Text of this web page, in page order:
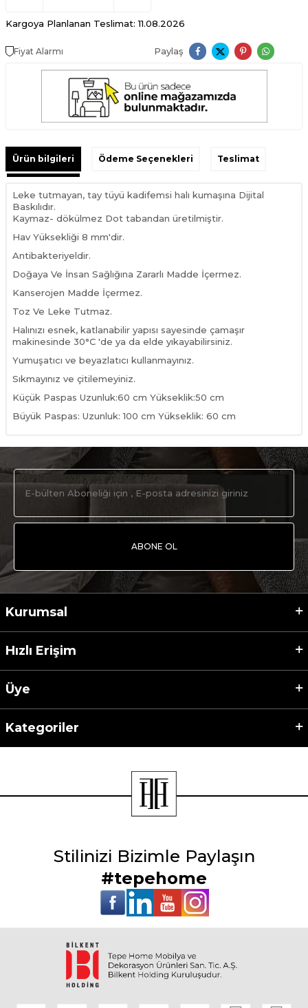
Kargoya Planlanan Teslimat: 11.08.2026
Fiyat Alarmı Paylaş
Ürün bilgileri Ödeme Seçenekleri Teslimat
Leke tutmayan, tay tüyü kadifemsi halı kumaşına Dijital
Baskılıdır.
Kaymaz- dökülmez Dot tabandan üretilmiştir.
Hav Yüksekliği 8 mm'dir.
Antibakteriyeldir.
Doğaya Ve İnsan Sağlığına Zararlı Madde İçermez.
Kanserojen Madde İçermez.
Toz Ve Leke Tutmaz.
Halınızı esnek, katlanabilir yapısı sayesinde çamaşır
makinesinde 30°C 'de ya da elde yıkayabilirsiniz.
Yumuşatıcı ve beyazlatıcı kullanmayınız.
Sıkmayınız ve çitilemeyiniz.
Küçük Paspas Uzunluk:60 cm Yükseklik:50 cm
Büyük Paspas: Uzunluk: 100 cm Yükseklik: 60 cm
ABONE OL
Kurumsal
Hızlı Erişim
Üye
Kategoriler
Stilinizi Bizimle Paylaşın
#tepehome